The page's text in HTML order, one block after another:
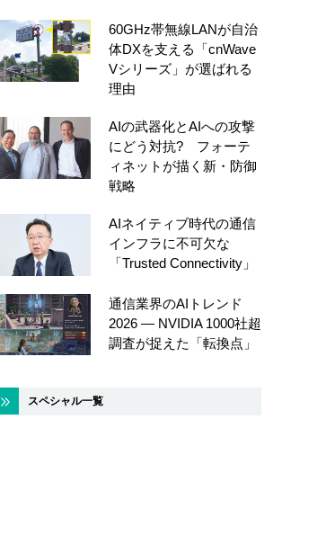
60GHz帯無線LANが自治
体DXを支える「cnWave
Vシリーズ」が選ばれる
理由
AIの武器化とAIへの攻撃
にどう対抗? フォーテ
ィネットが描く新・防御
戦略
AIネイティブ時代の通信
インフラに不可欠な
「Trusted Connectivity」
通信業界のAIトレンド
2026 ― NVIDIA 1000社超
調査が捉えた「転換点」
スペシャル一覧